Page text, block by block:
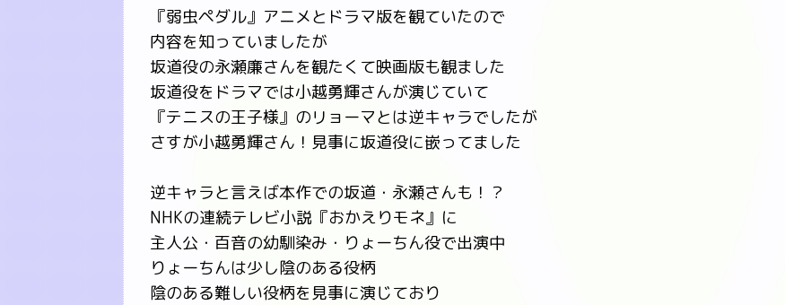
『弱虫ペダル』アニメとドラマ版を観ていたので
内容を知っていましたが
坂道役の永瀬廉さんを観たくて映画版も観ました
坂道役をドラマでは小越勇輝さんが演じていて
『テニスの王子様』のリョーマとは逆キャラでしたが
さすが小越勇輝さん！見事に坂道役に嵌ってました
逆キャラと言えば本作での坂道・永瀬さんも！？
NHKの連続テレビ小説『おかえりモネ』に
主人公・百音の幼馴染み・りょーちん役で出演中
りょーちんは少し陰のある役柄
陰のある難しい役柄を見事に演じており